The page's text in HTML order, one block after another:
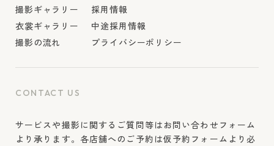
撮影ギャラリー
衣裳ギャラリー
撮影の流れ
採用情報
中途採用情報
プライバシーポリシー
CONTACT US
サービスや撮影に関するご質問等はお問い合わせフォーム
より承ります。各店舗へのご予約は仮予約フォームより必